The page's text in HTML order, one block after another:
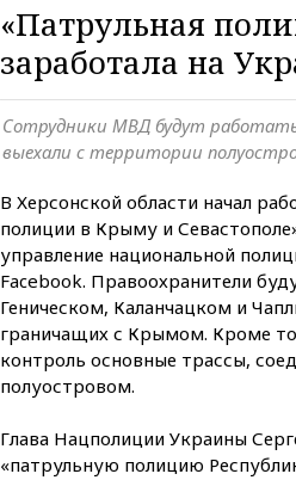
«Патрульная
заработала на
Сотрудники МВД будут
выехали с территории
В Херсонской области начал
полиции в Крыму и
управление национальной
Facebook. Правоохранители
Геническом, Каланчацком и
граничащих с Крымом. Кроме
контроль основные трассы,
полуостровом.
Глава Нацполиции Украины
«патрульную полицию